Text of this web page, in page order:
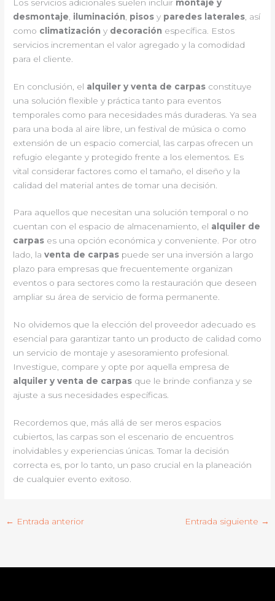
Los servicios adicionales suelen incluir montaje y
desmontaje iluminación pisos y paredes laterales , así
como climatización y decoración específica. Estos
servicios incrementan el valor agregado y la comodidad
para el cliente.
En conclusión, el alquiler y venta de carpas constituye
una solución flexible y práctica tanto para eventos
temporales como para necesidades más duraderas. Ya sea
para una boda al aire libre, un festival de música o como
extensión de un espacio comercial, las carpas ofrecen un
refugio elegante y protegido frente a los elementos. Es
vital considerar factores como el tamaño, el diseño y la
calidad del material antes de tomar una decisión.
Para aquellos que necesitan una solución temporal o no
cuentan con el espacio de almacenamiento, el alquiler de
carpas es una opción económica y conveniente. Por otro
lado, laventa de carpas puede ser una inversión a largo
plazo para empresas que frecuentemente organizan
eventos o para sectores como la restauración que deseen
ampliar su área de servicio de forma permanente.
No olvidemos que la elección del proveedor adecuado es
esencial para garantizar tanto un producto de calidad como
un servicio de montaje y asesoramiento profesional.
Investigue, compare y opte por aquella empresa de
alquiler y venta de carpas que le brinde confianza y se
ajuste a sus necesidades específicas.
Recordemos que, más allá de ser meros espacios
cubiertos, las carpas son el escenario de encuentros
inolvidables y experiencias únicas. Tomar la decisión
correcta es, por lo tanto, un paso crucial en la planeación
de cualquier evento exitoso.
← Entrada anterior Entrada siguiente →